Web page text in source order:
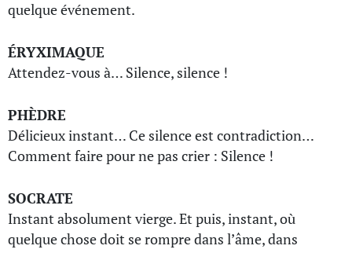
quelque événement.
ÉRYXIMAQUE
Attendez-vous à… Silence, silence !
PHÈDRE
Délicieux instant… Ce silence est contradiction…
Comment faire pour ne pas crier : Silence !
SOCRATE
Instant absolument vierge. Et puis, instant, où
quelque chose doit se rompre dans l’âme, dans